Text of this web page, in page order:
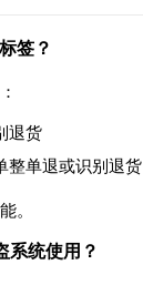
签？
退货
整单退或识别退货
。
系统使用？